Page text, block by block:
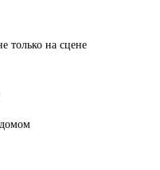
только на сцене